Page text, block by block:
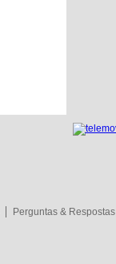
Perguntas & Respostas